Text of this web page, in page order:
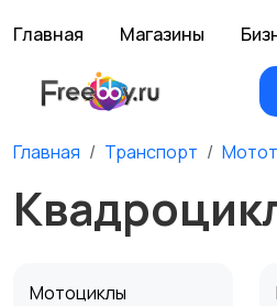
Главная Магазины
Главная Транспорт
Мотоциклы